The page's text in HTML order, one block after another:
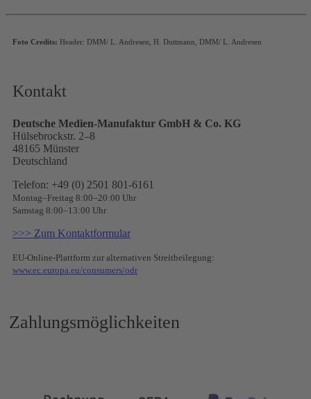
Foto Credits: Header: DMM/ L. Andresen, H. Duttmann, DMM/ L. Andresen
Kontakt
Deutsche Medien-Manufaktur GmbH & Co. KG
Hülsebrockstr. 2–8
48165 Münster
Deutschland
Telefon: +49 (0) 2501 801-6161
Montag–Freitag 8:00–20:00 Uhr
Samstag 8:00–13:00 Uhr
>>> Zum Kontaktformular
EU-Online-Plattform zur alternativen Streitbeilegung:
www.ec.europa.eu/consumers/odr
Zahlungsmöglichkeiten